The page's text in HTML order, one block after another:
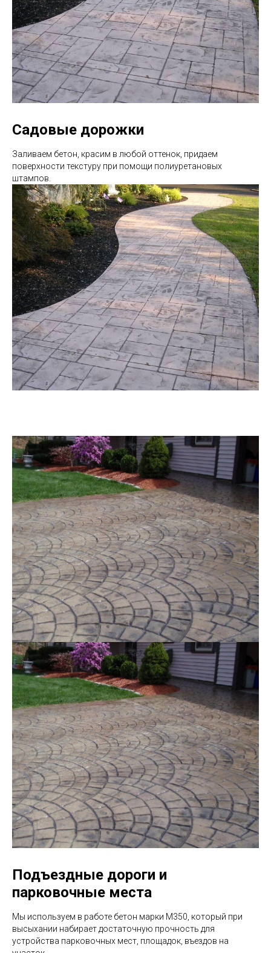
Садовые дорожки
Заливаем бетон, красим в любой оттенок, придаем
поверхности текстуру при помощи полиуретановых
штампов.
Подъездные дороги и
парковочные места
Мы используем в работе бетон марки М350, который при
высыхании набирает достаточную прочность для
устройства парковочных мест, площадок, въездов на